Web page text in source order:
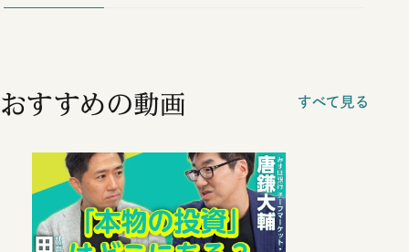
おすすめの動画 すべて見る